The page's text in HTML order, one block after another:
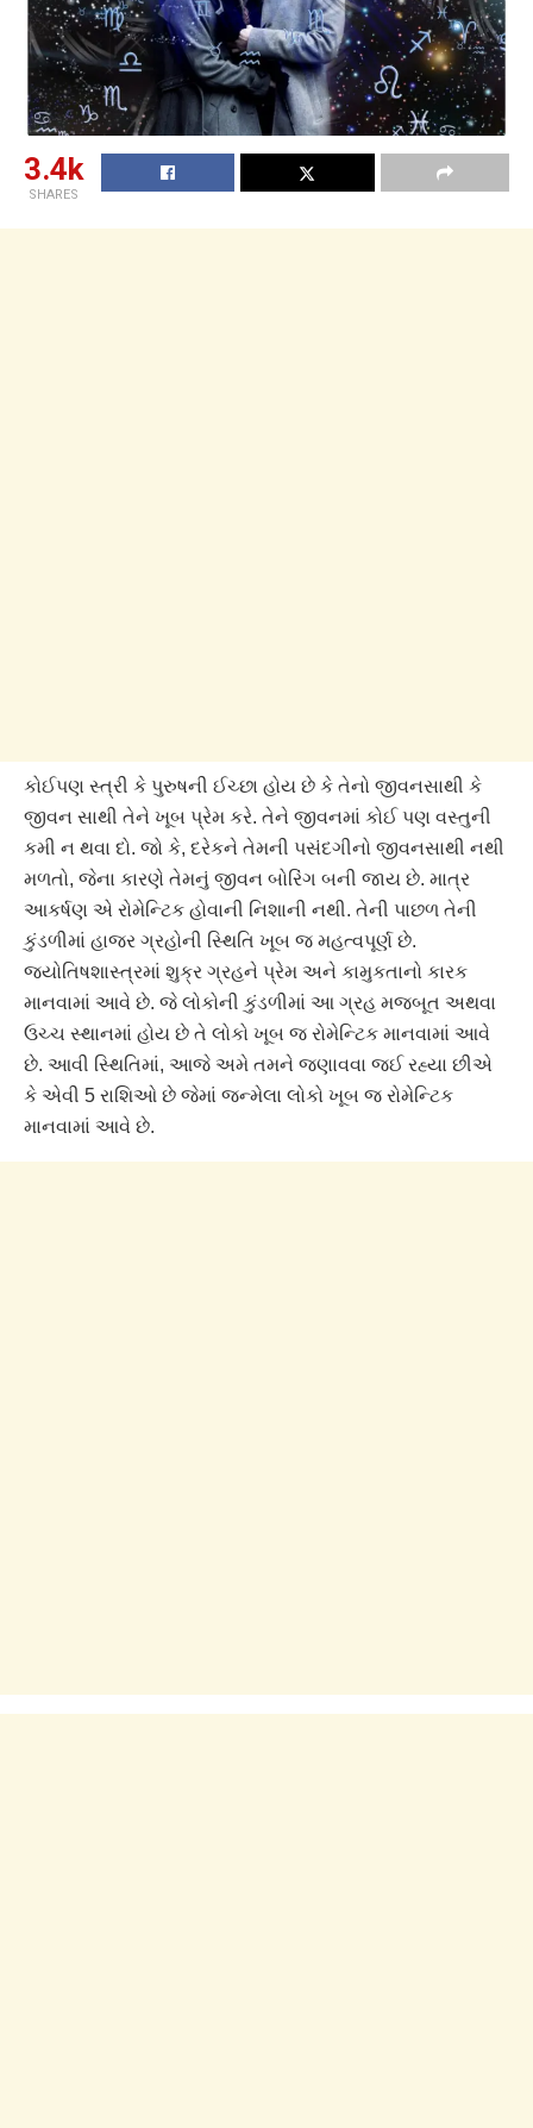
3.4k
SHARES
કોઈપણ સ્ત્રી કે પુરુષની ઈચ્છા હોય છે કે તેનો જીવનસાથી કે
જીવન સાથી તેને ખૂબ પ્રેમ કરે. તેને જીવનમાં કોઈ પણ વસ્તુની
કમી ન થવા દો. જો કે, દરેકને તેમની પસંદગીનો જીવનસાથી નથી
મળતો, જેના કારણે તેમનું જીવન બોરિંગ બની જાય છે. માત્ર
આકર્ષણ એ રોમેન્ટિક હોવાની નિશાની નથી. તેની પાછળ તેની
કુંડળીમાં હાજર ગ્રહોની સ્થિતિ ખૂબ જ મહત્વપૂર્ણ છે.
જ્યોતિષશાસ્ત્રમાં શુક્ર ગ્રહને પ્રેમ અને કામુકતાનો કારક
માનવામાં આવે છે. જે લોકોની કુંડળીમાં આ ગ્રહ મજબૂત અથવા
ઉચ્ચ સ્થાનમાં હોય છે તે લોકો ખૂબ જ રોમેન્ટિક માનવામાં આવે
છે. આવી સ્થિતિમાં, આજે અમે તમને જણાવવા જઈ રહ્યા છીએ
કે એવી 5 રાશિઓ છે જેમાં જન્મેલા લોકો ખૂબ જ રોમેન્ટિક
માનવામાં આવે છે.